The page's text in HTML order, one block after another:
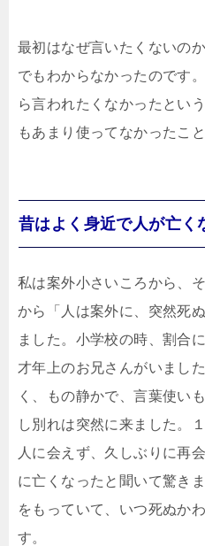
最初はなぜ言いたくないの
でもわからなかったのです
ら言われたくなかったとい
もあまり使ってなかったこ
昔はよく身近で人が亡く
私は案外小さいころから、
から「人は案外に、突然死
ました。小学校の時、割合
才年上のお兄さんがいまし
く、もの静かで、言葉使い
し別れは突然に来ました。
人に会えず、久しぶりに再
に亡くなったと聞いて驚き
をもっていて、いつ死ぬか
す。